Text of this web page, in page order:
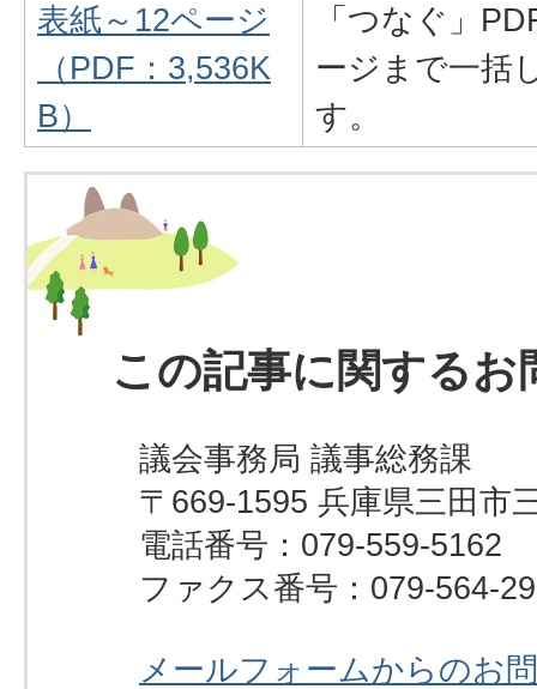
表紙～12ページ
（PDF：3,536K
B）
「つなぐ」
ージまで一括
す。
この記事に関するお
議会事務局 議事総務課
〒669-1595 兵庫県三田市
電話番号：079-559-5162
ファクス番号：079-564-
メールフォームからのお